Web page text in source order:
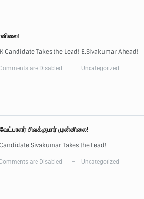
Candidate Takes the Lead! E.Sivakumar Ahead!
are Disabled — Uncategorized
சிவக்குமார் முன்னிலை!
Sivakumar Takes the Lead!
are Disabled — Uncategorized